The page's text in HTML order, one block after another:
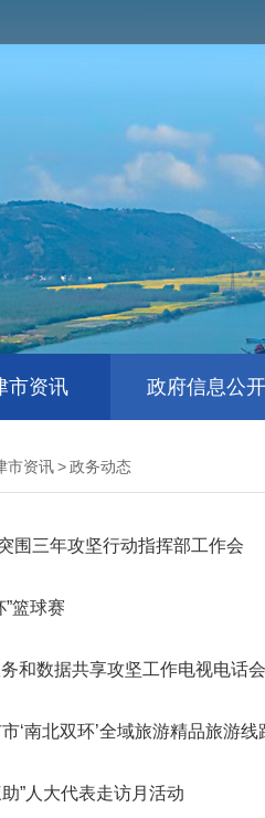
市资讯 政府信息公开
市资讯>政务动态
围三年攻坚行动指挥部工作会
篮球赛
和数据共享攻坚工作电视电话
‘南北双环’全域旅游精品旅游线
”人大代表走访月活动